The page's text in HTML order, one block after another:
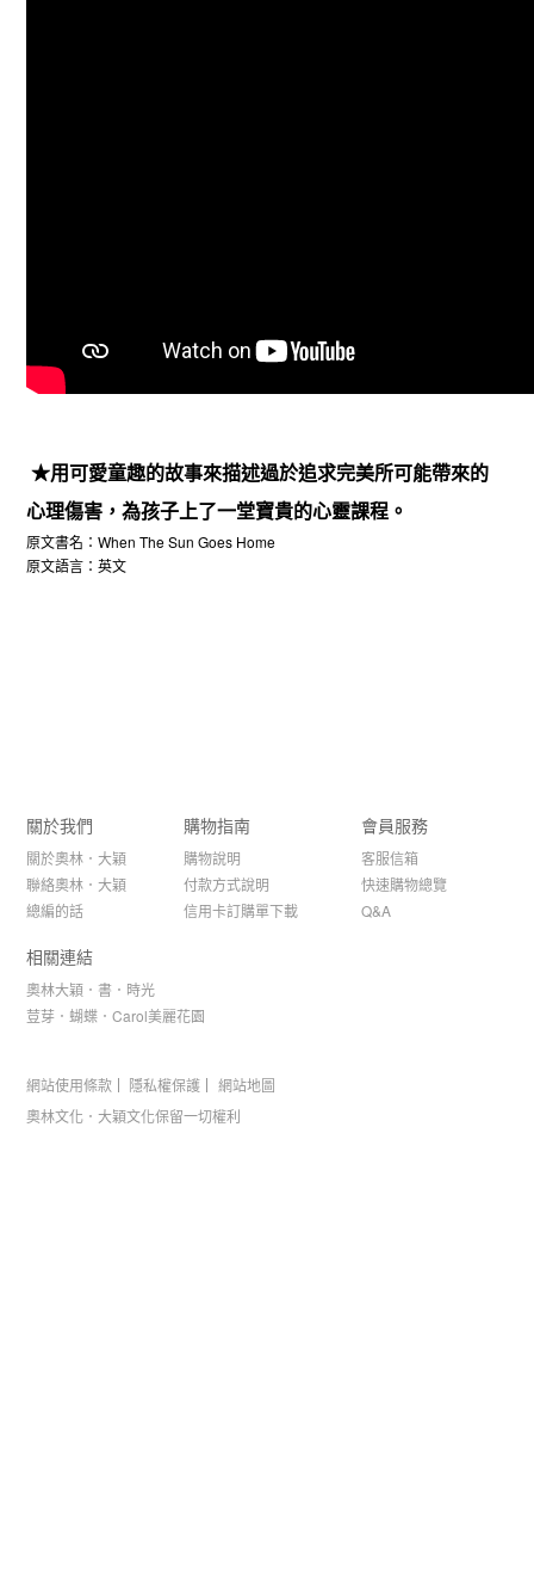
★用可愛童趣的故事來描述過於追求完美所可能帶來的
心理傷害，為孩子上了一堂寶貴的心靈課程。
原文書名：When The Sun Goes Home
原文語言：英文
關於我們
關於奧林．大穎
聯絡奧林．大穎
總編的話
購物指南
購物說明
付款方式說明
信用卡訂購單下載
會員服務
客服信箱
快速購物總覽
Q&A
相關連結
奧林大穎．書．時光
荳芽．蝴蝶．Carol美麗花園
奧林文化．大穎文化保留一切權利
網站使用條款 隱私權保護 網站地圖